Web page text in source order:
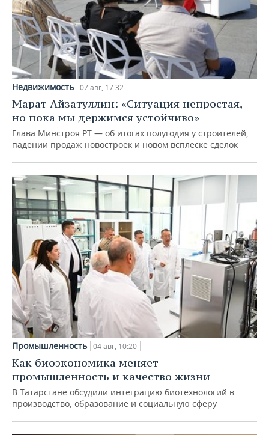
Недвижимость 07 авг, 17:32
Марат Айзатуллин: «Ситуация непростая,
но пока мы держимся устойчиво»
Глава Минстроя РТ — об итогах полугодия у строителей,
падении продаж новостроек и новом всплеске сделок
Промышленность 04 авг, 10:20
Как биоэкономика меняет
промышленность и качество жизни
В Татарстане обсудили интеграцию биотехнологий в
производство, образование и социальную сферу